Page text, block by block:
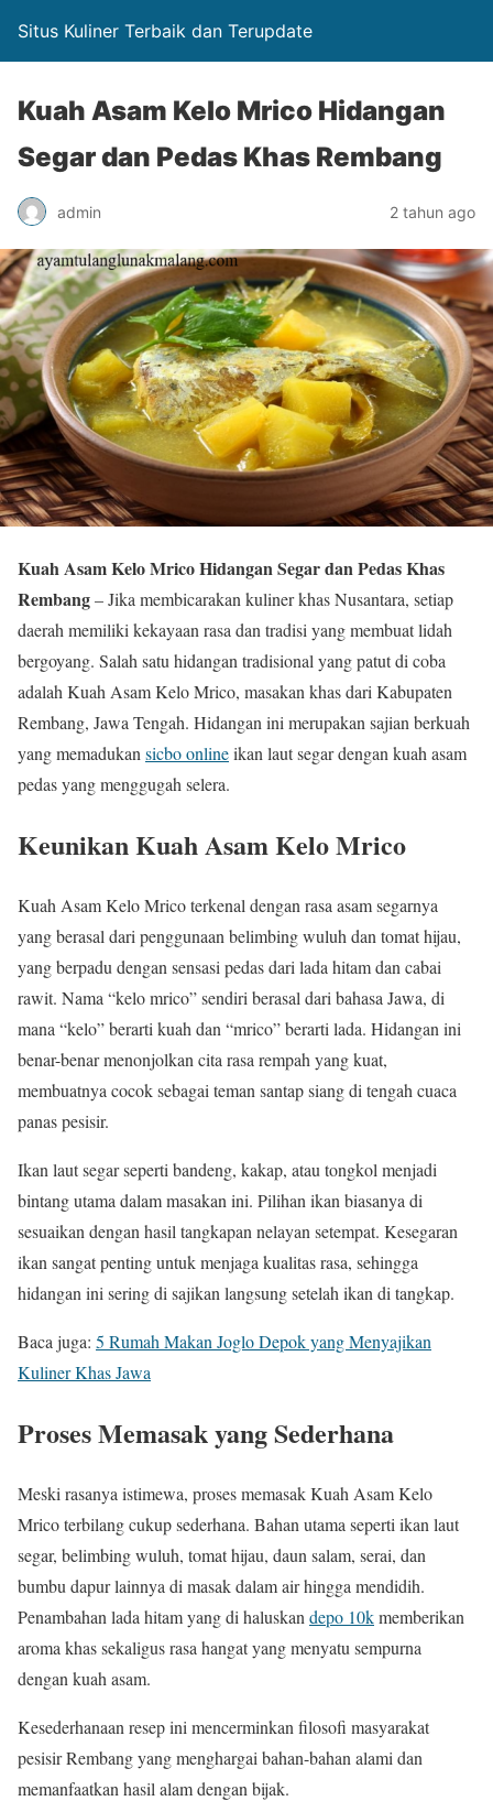
Situs Kuliner Terbaik dan Terupdate
Kuah Asam Kelo Mrico Hidangan
Segar dan Pedas Khas Rembang
admin 2 tahun ago
Kuah Asam Kelo Mrico Hidangan Segar dan Pedas Khas
Rembang– Jika membicarakan kuliner khas Nusantara, setiap
daerah memiliki kekayaan rasa dan tradisi yang membuat lidah
bergoyang. Salah satu hidangan tradisional yang patut di coba
adalah Kuah Asam Kelo Mrico, masakan khas dari Kabupaten
Rembang, Jawa Tengah. Hidangan ini merupakan sajian berkuah
yang memadukan sicbo onlineikan laut segar dengan kuah asam
pedas yang menggugah selera.
Keunikan Kuah Asam Kelo Mrico
Kuah Asam Kelo Mrico terkenal dengan rasa asam segarnya
yang berasal dari penggunaan belimbing wuluh dan tomat hijau,
yang berpadu dengan sensasi pedas dari lada hitam dan cabai
rawit. Nama “kelo mrico” sendiri berasal dari bahasa Jawa, di
mana “kelo” berarti kuah dan “mrico” berarti lada. Hidangan ini
benar-benar menonjolkan cita rasa rempah yang kuat,
membuatnya cocok sebagai teman santap siang di tengah cuaca
panas pesisir.
Ikan laut segar seperti bandeng, kakap, atau tongkol menjadi
bintang utama dalam masakan ini. Pilihan ikan biasanya di
sesuaikan dengan hasil tangkapan nelayan setempat. Kesegaran
ikan sangat penting untuk menjaga kualitas rasa, sehingga
hidangan ini sering di sajikan langsung setelah ikan di tangkap.
Baca juga: 5 Rumah Makan Joglo Depok yang Menyajikan
Kuliner Khas Jawa
Proses Memasak yang Sederhana
Meski rasanya istimewa, proses memasak Kuah Asam Kelo
Mrico terbilang cukup sederhana. Bahan utama seperti ikan laut
segar, belimbing wuluh, tomat hijau, daun salam, serai, dan
bumbu dapur lainnya di masak dalam air hingga mendidih.
Penambahan lada hitam yang di haluskan depo 10kmemberikan
aroma khas sekaligus rasa hangat yang menyatu sempurna
dengan kuah asam.
Kesederhanaan resep ini mencerminkan filosofi masyarakat
pesisir Rembang yang menghargai bahan-bahan alami dan
memanfaatkan hasil alam dengan bijak.